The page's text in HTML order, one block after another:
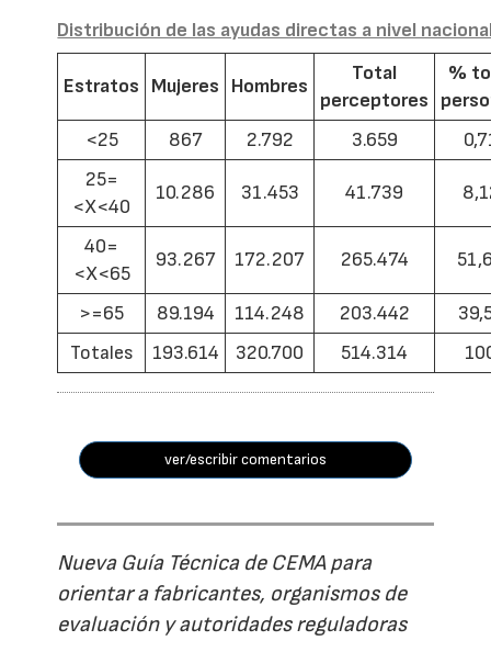
Distribución de las ayudas directas a nivel
Estratos Mujeres Hombres
Total
perceptores
%
<25
867 2.792 3.659
25=
<X<40
10.286 31.453 41.739
40=
<X<65
93.267 172.207 265.474
>=65 89.194 114.248 203.442
Totales
193.614 320.700 514.314
ver/escribir comentarios
Nueva Guía Técnica de CEMA para
orientar a fabricantes, organismos de
evaluación y autoridades reguladoras